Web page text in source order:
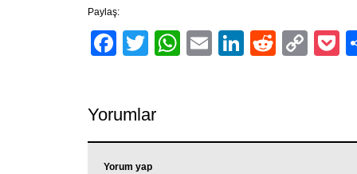
Paylaş:
Facebook
TwitterWhatsApp
EmailLinkedIn
Reddit
Yorumlar
Yorum yap